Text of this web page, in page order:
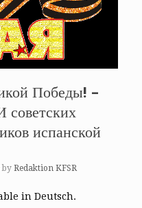
Победы! –
испанской
by Redaktion KFSR
in Deutsch.